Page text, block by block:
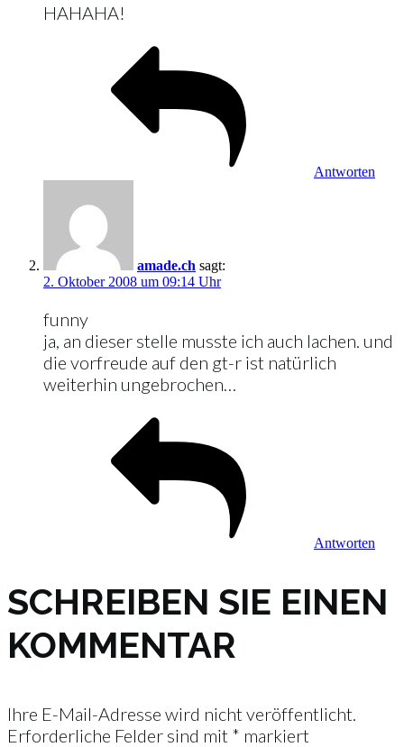
HAHAHA!
Antworten
amade.ch sagt:
2. Oktober 2008 um 09:14 Uhr
funny
ja, an dieser stelle musste ich auch lachen. und
die vorfreude auf den gt-r ist natürlich
weiterhin ungebrochen…
Antworten
SCHREIBEN SIE EINEN
KOMMENTAR
Ihre E-Mail-Adresse wird nicht veröffentlicht.
Erforderliche Felder sind mit * markiert